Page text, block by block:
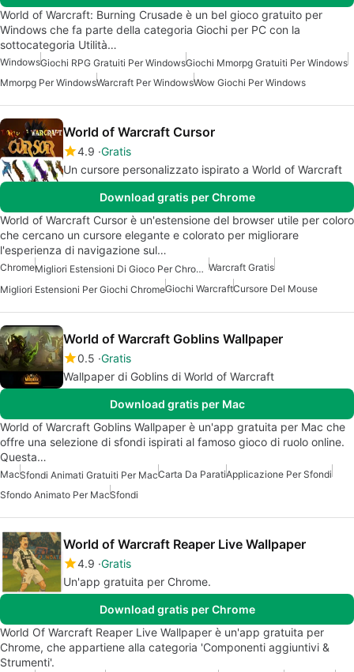
World of Warcraft: Burning Crusade è un bel gioco gratuito per
Windows che fa parte della categoria Giochi per PC con la
sottocategoria Utilità…
WindowsGiochi RPG Gratuiti Per WindowsGiochi Mmorpg Gratuiti Per Windows
Mmorpg Per WindowsWarcraft Per WindowsWow Giochi Per Windows
World of Warcraft Cursor
4.9 Gratis
Un cursore personalizzato ispirato a World of Warcraft
Download gratis per Chrome
World of Warcraft Cursor è un'estensione del browser utile per coloro
che cercano un cursore elegante e colorato per migliorare
l'esperienza di navigazione sul…
Chrome Migliori Estensioni Di Gioco Per Chrome Warcraft Gratis
Migliori Estensioni Per Giochi ChromeGiochi WarcraftCursore Del Mouse
World of Warcraft Goblins Wallpaper
0.5 Gratis
Wallpaper di Goblins di World of Warcraft
Download gratis per Mac
World of Warcraft Goblins Wallpaper è un'app gratuita per Mac che
offre una selezione di sfondi ispirati al famoso gioco di ruolo online.
Questa…
MacSfondi Animati Gratuiti Per MacCarta Da ParatiApplicazione Per Sfondi
Sfondo Animato Per MacSfondi
World of Warcraft Reaper Live Wallpaper
4.9 Gratis
Un'app gratuita per Chrome.
Download gratis per Chrome
World Of Warcraft Reaper Live Wallpaper è un'app gratuita per
Chrome, che appartiene alla categoria 'Componenti aggiuntivi &
Strumenti'.